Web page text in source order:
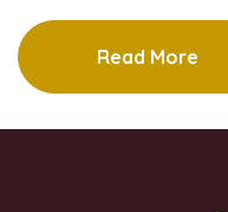
Read More